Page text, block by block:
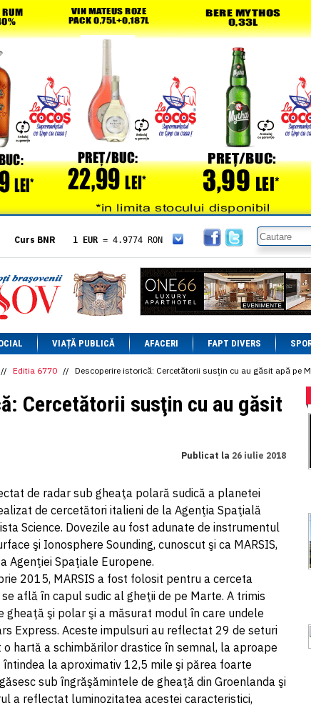
Curs BNR 1 EUR = 4.9774 RON
= 5.8304 RON
1 XAU= 464.4611 RON
1 AED= 1.1933 RON
1 AUD= 2.7957 RON
1 BGN= 2.5449 RON
1 CAD= 3.1559 RON
1 CHF= 5.2813 RON
1 CNY= 0.6015 RON
1 DKK
= 0.6668 RON
1 EGP= 0.0860 RON
1 NOK= 0.4191 RON
1 NZD= 2.6097 RON
1 PLN= 1.1646 RON
1 RUB= 0.0530 RON
1 SEK = 0.4526 RON
1 TRY = 0.1141 RON
1 XDR= 5.9383 RON
1 ZAR = 0.2318 RON
VIAȚĂ PUBLICĂ AFACERI FAPT DIVERS
// Editia 6770 // Descoperire istorică: Cercetătorii susţin cu au găsit apă pe
Cercetătorii susţin cu au găsit
Publicat la 26 iulie 2018
de radar sub gheaţa polară sudică a planetei
de cercetători italieni de la Agenţia Spaţială
Science. Dovezile au fost adunate de instrumentul
şi Ionosphere Sounding, cunoscut şi ca MARSIS,
Agenţiei Spaţiale Europene.
2015, MARSIS a fost folosit pentru a cerceta
află în capul sudic al gheţii de pe Marte. A trimis
gheaţă şi polar şi a măsurat modul în care undele
Express. Aceste impulsuri au reflectat 29 de seturi
hartă a schimbărilor drastice în semnal, la aproape
la aproximativ 12,5 mile şi părea foarte
sub îngrăşămintele de gheaţă din Groenlanda şi
a reflectat luminozitatea acestei caracteristici,